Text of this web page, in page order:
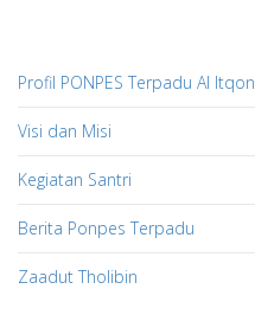
Profil PONPES Terpadu Al Itqon
Visi dan Misi
Kegiatan Santri
Berita Ponpes Terpadu
Zaadut Tholibin